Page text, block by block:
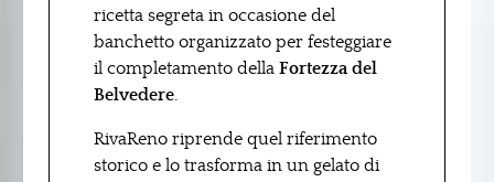
ricetta segreta in occasione del
banchetto organizzato per festeggiare
il completamento della Fortezza del
Belvedere.
RivaReno riprende quel riferimento
storico e lo trasforma in un gelato di